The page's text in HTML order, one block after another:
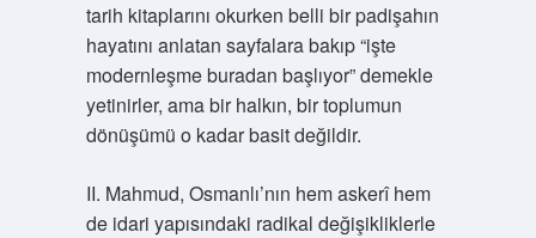
tarih kitaplarını okurken belli bir padişahın
hayatını anlatan sayfalara bakıp “işte
modernleşme buradan başlıyor” demekle
yetinirler, ama bir halkın, bir toplumun
dönüşümü o kadar basit değildir.
II. Mahmud, Osmanlı’nın hem askerî hem
de idari yapısındaki radikal değişikliklerle